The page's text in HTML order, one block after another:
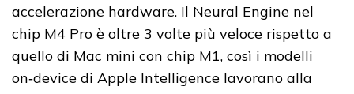
accelerazione hardware. Il Neural Engine nel
chip M4 Pro è oltre 3 volte più veloce rispetto a
quello di Mac mini con chip M1, così i modelli
on‑device di Apple Intelligence lavorano alla